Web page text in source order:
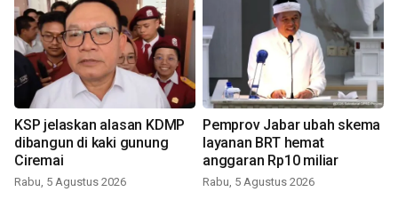
KSP jelaskan alasan KDMP
dibangun di kaki gunung
Ciremai
Rabu, 5 Agustus 2026
Pemprov Jabar ubah skema
layanan BRT hemat
anggaran Rp10 miliar
Rabu, 5 Agustus 2026